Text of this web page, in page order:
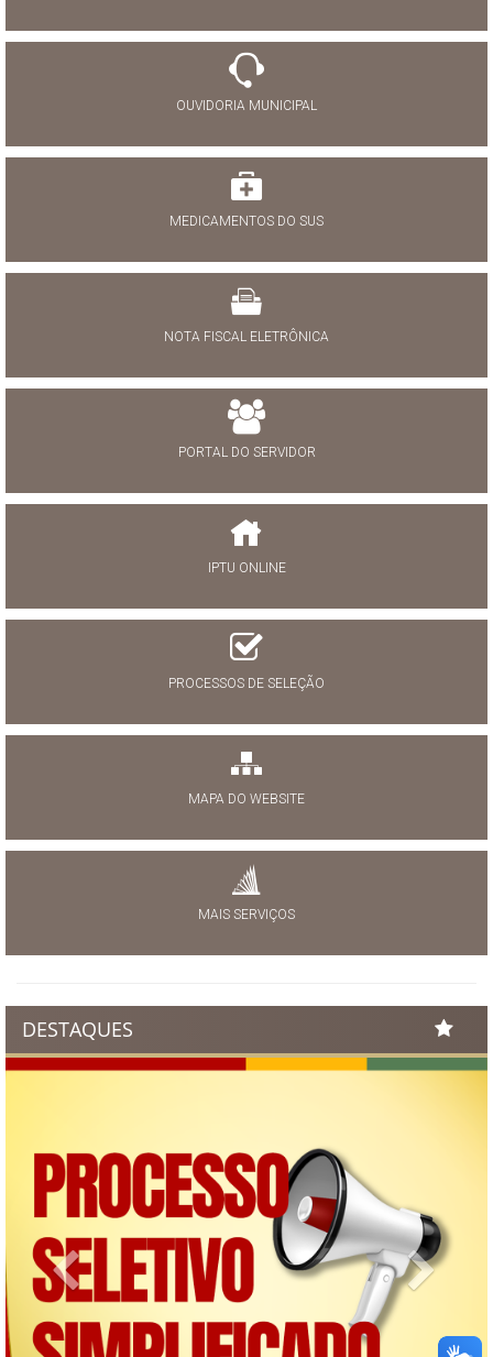
OUVIDORIA MUNICIPAL
MEDICAMENTOS DO SUS
NOTA FISCAL ELETRÔNICA
PORTAL DO SERVIDOR
IPTU ONLINE
PROCESSOS DE SELEÇÃO
MAPA DO WEBSITE
MAIS SERVIÇOS
DESTAQUES
Previous Next